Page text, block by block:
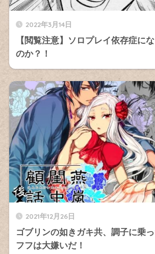
2022年3月14日
【閲覧注意】ソロプレイ依存症に
のか？！
2021年12月26日
ゴブリンの如きガキ共、調子に乗
フフは大嫌いだ！